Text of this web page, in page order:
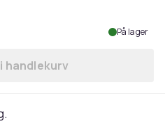
På lager
Legg Slank hodeskalle
handlekurv